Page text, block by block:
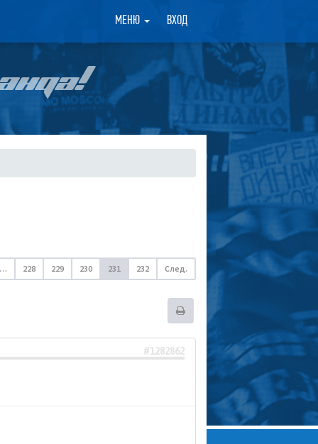
МЕНЮ ВХОД ×
… 228 229 230 231 232 След.
#1282862